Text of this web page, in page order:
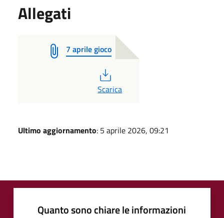
Allegati
7 aprile gioco
PDF
Scarica
Ultimo aggiornamento: 5 aprile 2026, 09:21
Quanto sono chiare le informazioni